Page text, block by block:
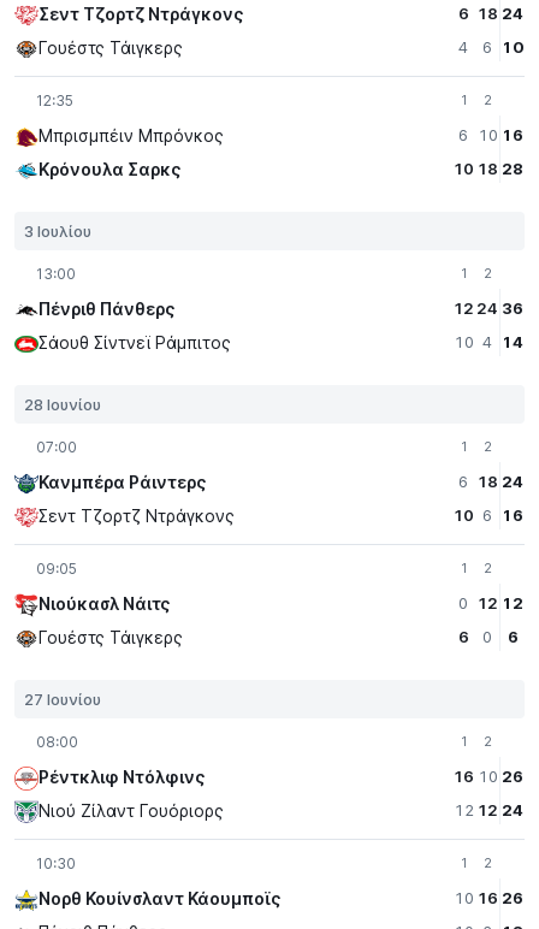
Σεντ Τζορτζ Ντράγκονς
Γουέστς Τάιγκερς
6
4
18
6
24
10
12:35
Μπρισμπέιν Μπρόνκος
Κρόνουλα Σαρκς
1
6
10
2
10
18
16
28
3 Ιουλίου
13:00
Πένριθ Πάνθερς
Σάουθ Σίντνεϊ Ράμπιτος
1
12
10
2
24
4
36
14
28 Ιουνίου
07:00
Κανμπέρα Ράιντερς
Σεντ Τζορτζ Ντράγκονς
1
6
10
2
18
6
24
16
09:05
Νιούκασλ Νάιτς
Γουέστς Τάιγκερς
1
0
6
2
12
0
12
6
27 Ιουνίου
08:00
Ρέντκλιφ Ντόλφινς
Νιού Ζίλαντ Γουόριορς
1
16
12
2
10
12
26
24
10:30
Νορθ Κουίνσλαντ Κάουμποϊς
1
10
2
16 26